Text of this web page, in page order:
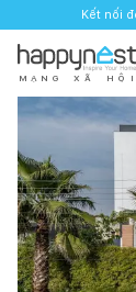
Kết nối
M Ạ N G X Ã H Ộ I